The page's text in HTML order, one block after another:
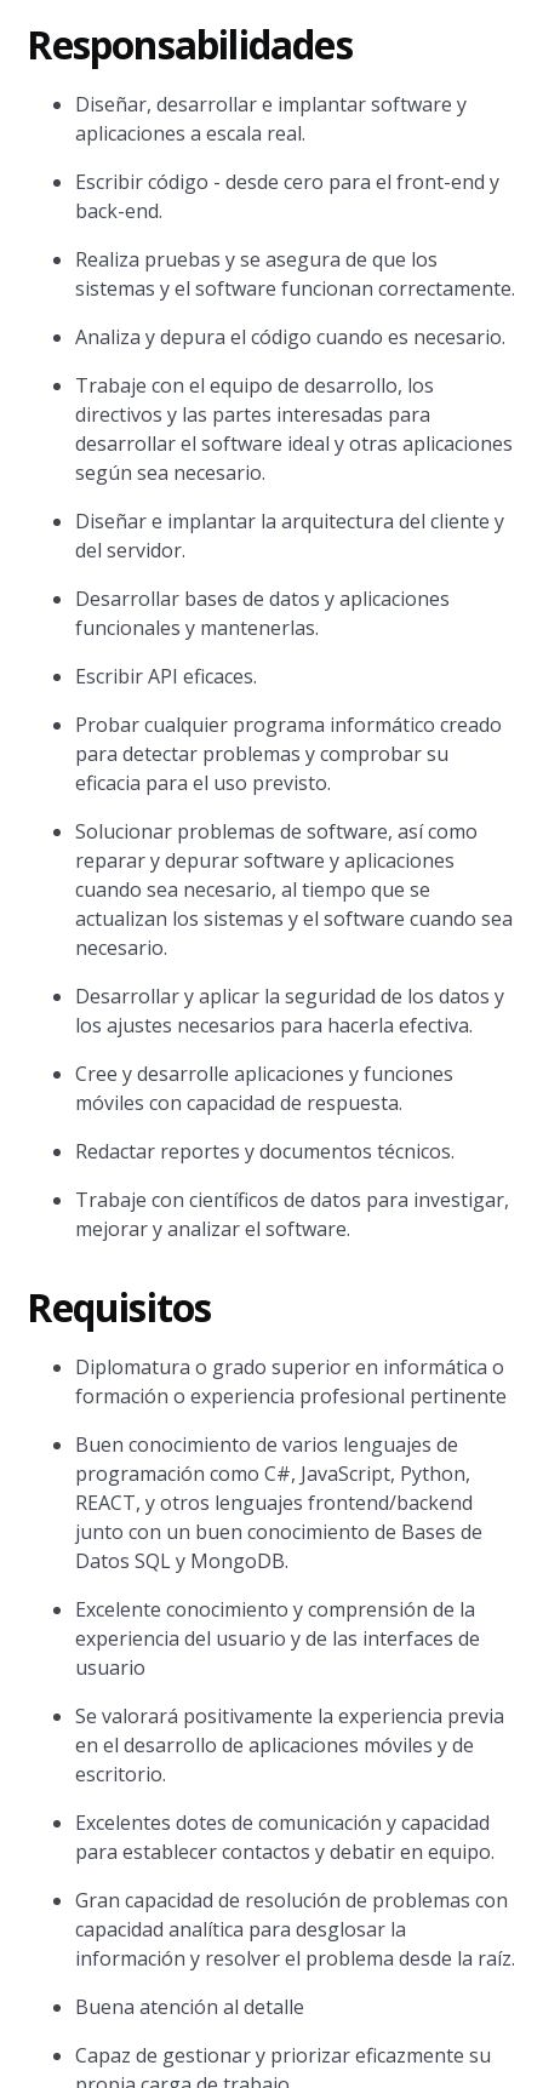
Responsabilidades
Diseñar, desarrollar e implantar software y
aplicaciones a escala real.
Escribir código - desde cero para el front-end y
back-end.
Realiza pruebas y se asegura de que los
sistemas y el software funcionan correctamente.
Analiza y depura el código cuando es necesario.
Trabaje con el equipo de desarrollo, los
directivos y las partes interesadas para
desarrollar el software ideal y otras aplicaciones
según sea necesario.
Diseñar e implantar la arquitectura del cliente y
del servidor.
Desarrollar bases de datos y aplicaciones
funcionales y mantenerlas.
Escribir API eficaces.
Probar cualquier programa informático creado
para detectar problemas y comprobar su
eficacia para el uso previsto.
Solucionar problemas de software, así como
reparar y depurar software y aplicaciones
cuando sea necesario, al tiempo que se
actualizan los sistemas y el software cuando sea
necesario.
Desarrollar y aplicar la seguridad de los datos y
los ajustes necesarios para hacerla efectiva.
Cree y desarrolle aplicaciones y funciones
móviles con capacidad de respuesta.
Redactar reportes y documentos técnicos.
Trabaje con científicos de datos para investigar,
mejorar y analizar el software.
Requisitos
Diplomatura o grado superior en informática o
formación o experiencia profesional pertinente
Buen conocimiento de varios lenguajes de
programación como C#, JavaScript, Python,
REACT, y otros lenguajes frontend/backend
junto con un buen conocimiento de Bases de
Datos SQL y MongoDB.
Excelente conocimiento y comprensión de la
experiencia del usuario y de las interfaces de
usuario
Se valorará positivamente la experiencia previa
en el desarrollo de aplicaciones móviles y de
escritorio.
Excelentes dotes de comunicación y capacidad
para establecer contactos y debatir en equipo.
Gran capacidad de resolución de problemas con
capacidad analítica para desglosar la
información y resolver el problema desde la raíz.
Buena atención al detalle
Capaz de gestionar y priorizar eficazmente su